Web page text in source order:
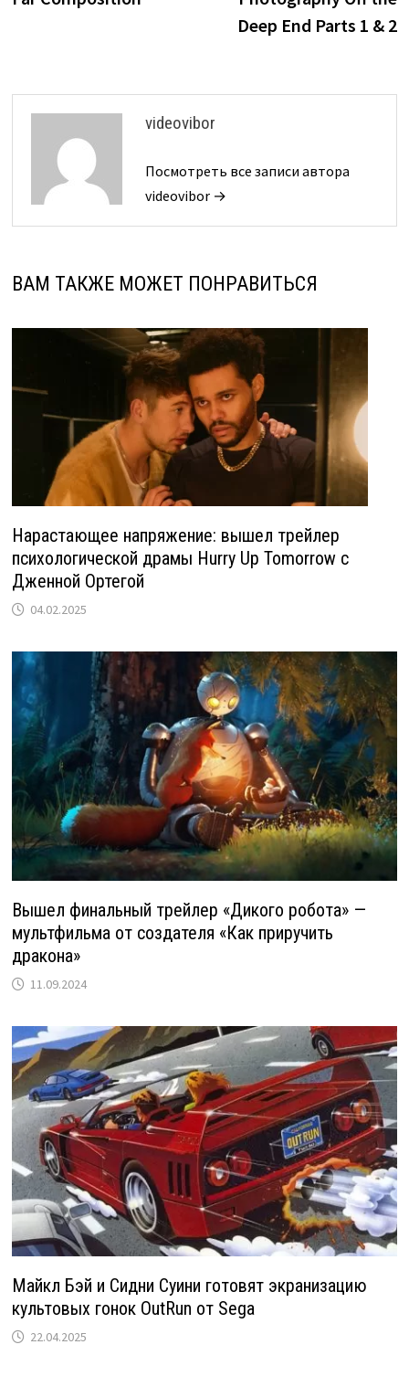
Deep End Parts 1 & 2
videovibor
Посмотреть все записи автора
videovibor →
ВАМ ТАКЖЕ МОЖЕТ ПОНРАВИТЬСЯ
Нарастающее напряжение: вышел трейлер
психологической драмы Hurry Up Tomorrow с
Дженной Ортегой
04.02.2025
Вышел финальный трейлер «Дикого робота» —
мультфильма от создателя «Как приручить
дракона»
11.09.2024
Майкл Бэй и Сидни Суини готовят экранизацию
культовых гонок OutRun от Sega
22.04.2025